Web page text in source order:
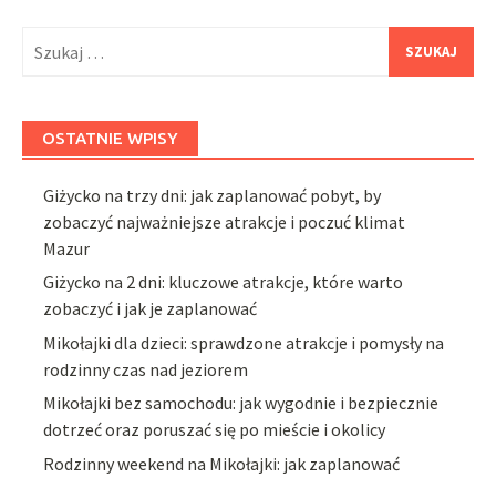
OSTATNIE WPISY
Giżycko na trzy dni: jak zaplanować pobyt, by
zobaczyć najważniejsze atrakcje i poczuć klimat
Mazur
Giżycko na 2 dni: kluczowe atrakcje, które warto
zobaczyć i jak je zaplanować
Mikołajki dla dzieci: sprawdzone atrakcje i pomysły na
rodzinny czas nad jeziorem
Mikołajki bez samochodu: jak wygodnie i bezpiecznie
dotrzeć oraz poruszać się po mieście i okolicy
Rodzinny weekend na Mikołajki: jak zaplanować